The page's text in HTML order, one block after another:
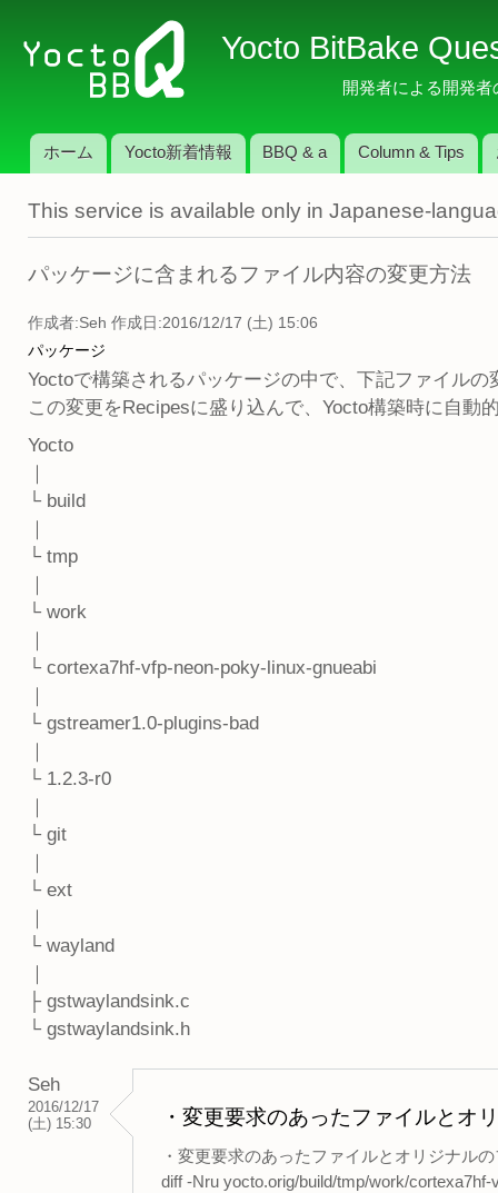
イ
コ
テ
ツ
に
移
Yocto BitBake
開発者による開発
メインメニュー
ホーム Yocto新着情報 BBQ & a Column & Tips
This service is available only in Japanese-
パッケージに含まれるファイル内容の変更方法
作成者:Seh 作成日:2016/12/17 (土) 15:06
パッケージ
Yoctoで構築されるパッケージの中で、下記ファイル
この変更をRecipesに盛り込んで、Yocto構築時に自
Yocto
｜
└ build
｜
└ tmp
｜
└ work
｜
└ cortexa7hf-vfp-neon-poky-linux-gnueabi
｜
└ gstreamer1.0-plugins-bad
｜
└ 1.2.3-r0
｜
└ git
｜
└ ext
｜
└ wayland
｜
├ gstwaylandsink.c
└ gstwaylandsink.h
Seh
2016/12/17
(土) 15:30
・変更要求のあったファイルとオ
・変更要求のあったファイルとオリジナル
diff -Nru yocto.orig/build/tmp/work/